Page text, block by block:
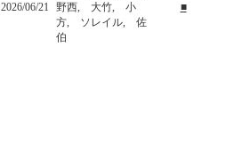
2026/06/21
野西, 大竹, 小
方, ソレイル, 佐
伯
■